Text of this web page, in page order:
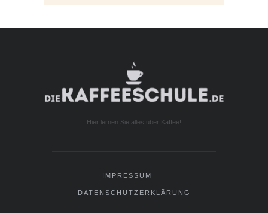
Hier lernen Sie alles über Kaffee!
IMPRESSUM
DATENSCHUTZERKLÄRUNG